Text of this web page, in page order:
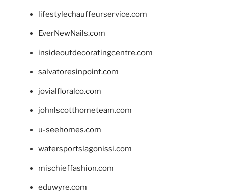
lifestylechauffeurservice.com
EverNewNails.com
insideoutdecoratingcentre.com
salvatoresinpoint.com
jovialfloralco.com
johnlscotthometeam.com
u-seehomes.com
watersportslagonissi.com
mischieffashion.com
eduwyre.com